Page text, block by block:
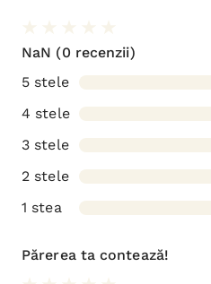
NaN (0 recenzii)
5 stele
4 stele
3 stele
2 stele
1 stea
Părerea ta contează!